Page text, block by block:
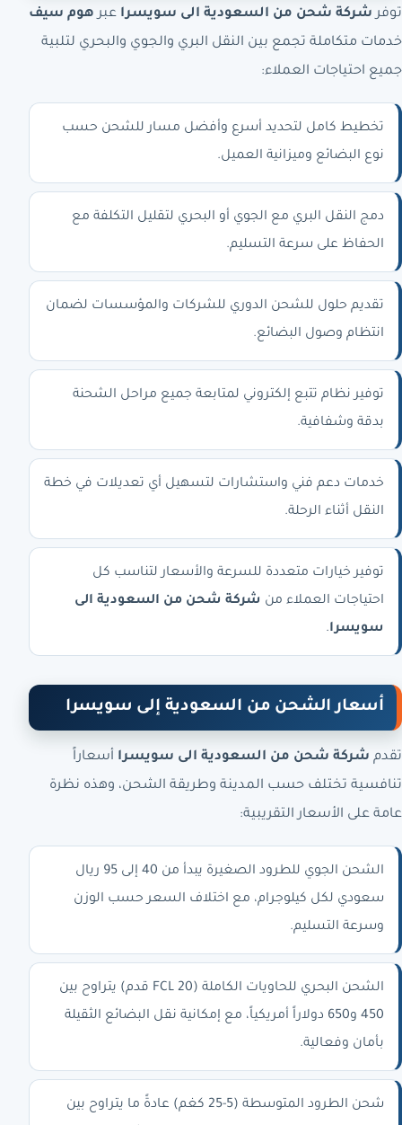
توفر شركة شحن من السعودية الى سويسرا عبر هوم سيف
خدمات متكاملة تجمع بين النقل البري والجوي والبحري لتلبية
جميع احتياجات العملاء:
تخطيط كامل لتحديد أسرع وأفضل مسار للشحن حسب
نوع البضائع وميزانية العميل.
دمج النقل البري مع الجوي أو البحري لتقليل التكلفة مع
الحفاظ على سرعة التسليم.
تقديم حلول للشحن الدوري للشركات والمؤسسات لضمان
انتظام وصول البضائع.
توفير نظام تتبع إلكتروني لمتابعة جميع مراحل الشحنة
بدقة وشفافية.
خدمات دعم فني واستشارات لتسهيل أي تعديلات في خطة
النقل أثناء الرحلة.
توفير خيارات متعددة للسرعة والأسعار لتناسب كل
احتياجات العملاء من شركة شحن من السعودية الى
سويسرا.
أسعار الشحن من السعودية إلى سويسرا
تقدم شركة شحن من السعودية الى سويسرا أسعاراً
تنافسية تختلف حسب المدينة وطريقة الشحن، وهذه نظرة
عامة على الأسعار التقريبية:
الشحن الجوي للطرود الصغيرة يبدأ من 40 إلى 95 ريال
سعودي لكل كيلوجرام، مع اختلاف السعر حسب الوزن
وسرعة التسليم.
الشحن البحري للحاويات الكاملة (FCL 20 قدم) يتراوح بين
450 و650 دولاراً أمريكياً، مع إمكانية نقل البضائع الثقيلة
بأمان وفعالية.
شحن الطرود المتوسطة (5-25 كغم) عادةً ما يتراوح بين